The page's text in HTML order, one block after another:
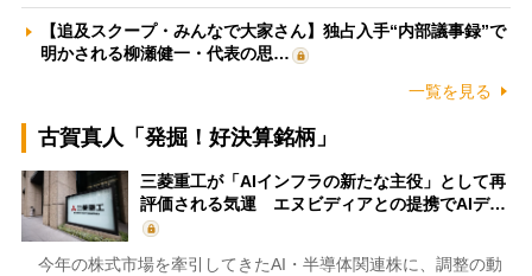
【追及スクープ・みんなで大家さん】独占入手“内部議事録”で
明かされる柳瀬健一・代表の思…
一覧を見る
古賀真人「発掘！好決算銘柄」
三菱重工が「AIインフラの新たな主役」として再
評価される気運 エヌビディアとの提携でAIデ…
今年の株式市場を牽引してきたAI・半導体関連株に、調整の動